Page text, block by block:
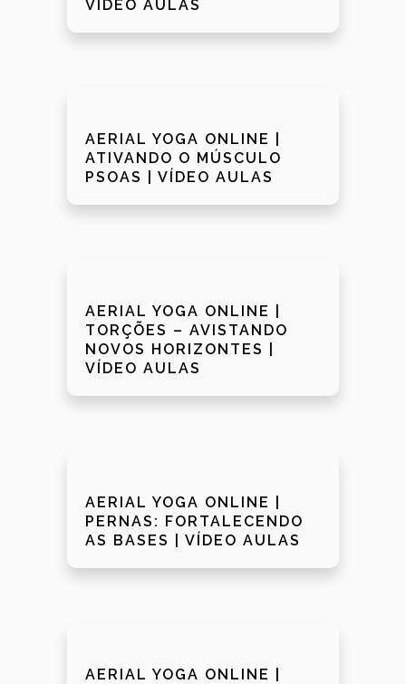
VÍDEO AULAS
AERIAL YOGA ONLINE |
ATIVANDO O MÚSCULO
PSOAS | VÍDEO AULAS
AERIAL YOGA ONLINE |
TORÇÕES – AVISTANDO
NOVOS HORIZONTES |
VÍDEO AULAS
AERIAL YOGA ONLINE |
PERNAS: FORTALECENDO
AS BASES | VÍDEO AULAS
AERIAL YOGA ONLINE |